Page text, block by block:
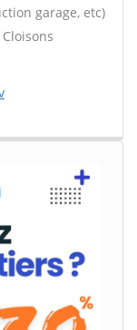
garage, etc)